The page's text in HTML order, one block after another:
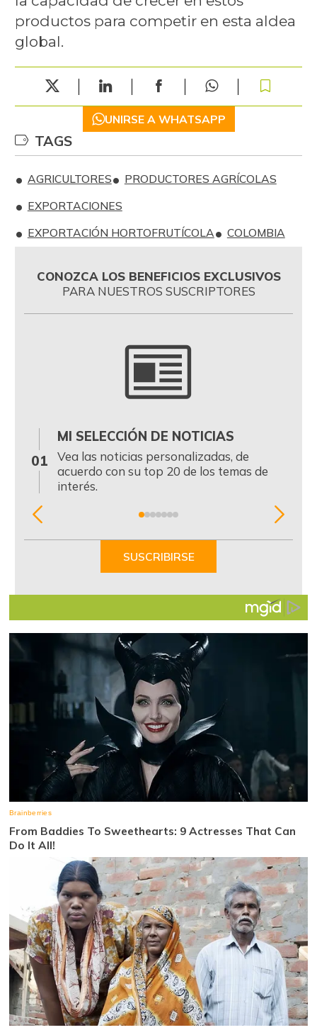
productos para competir en esta aldea
global.
UNIRSE A WHATSAPP
TAGS
AGRICULTORES
PRODUCTORES AGRÍCOLAS
EXPORTACIONES
EXPORTACIÓN HORTOFRUTÍCOLA
COLOMBIA
CONOZCA LOS BENEFICIOS EXCLUSIVOS
PARA NUESTROS SUSCRIPTORES
01
MI SELECCIÓN DE NOTICIAS
Vea las noticias personalizadas, de
acuerdo con su top 20 de los temas de
interés.
Item
SUSCRIBIRSE